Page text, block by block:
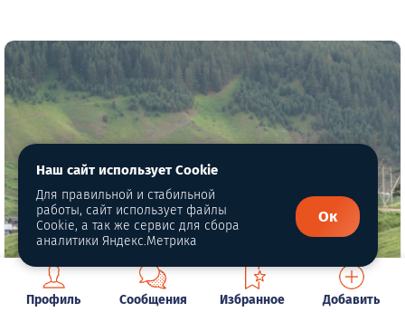
Раздел 2. Глава 2.8 История изучения
Профиль Сообщения Избранное Добавить
Наш сайт использует Cookie
Для правильной и стабильной
работы, сайт использует файлы
Cookie, а так же сервис для сбора
аналитики Яндекс.Метрика
Ок